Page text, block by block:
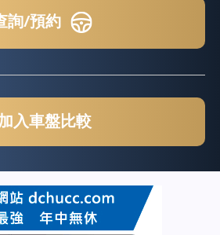
詢/預約
入車盤比較